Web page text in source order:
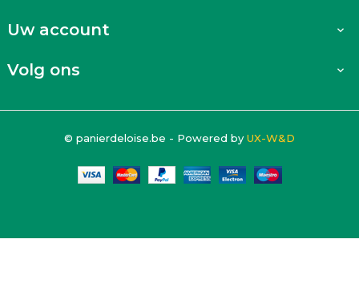
Uw account 
Volg ons 
© panierdeloise.be - Powered by UX-W&D